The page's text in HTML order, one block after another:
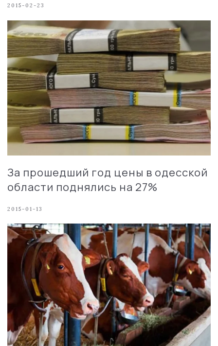
2015-02-23
За прошедший год цены в одесской
области поднялись на 27%
2015-01-13